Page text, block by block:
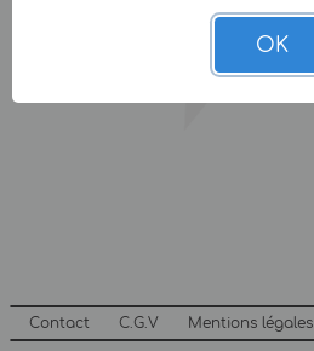
Contact C.G.V Mentions légales
OK